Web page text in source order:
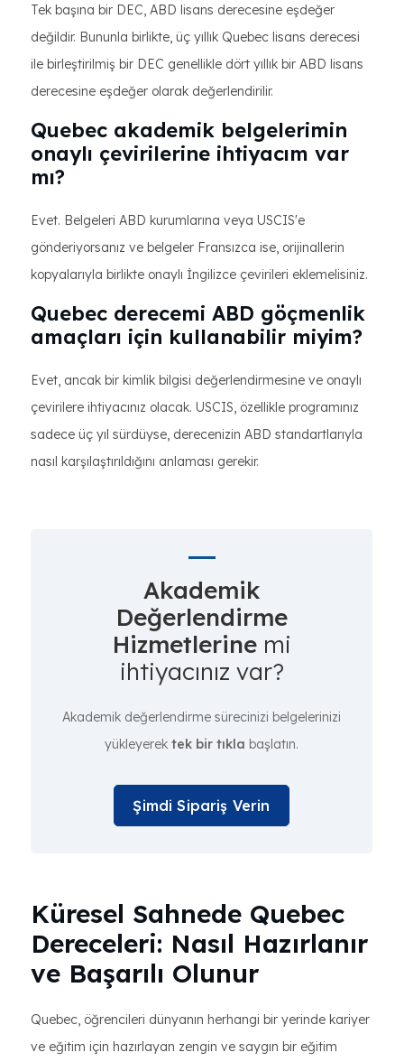
Tek başına bir DEC, ABD lisans derecesine eşdeğer
değildir. Bununla birlikte, üç yıllık Quebec lisans derecesi
ile birleştirilmiş bir DEC genellikle dört yıllık bir ABD lisans
derecesine eşdeğer olarak değerlendirilir.
Quebec akademik belgelerimin
onaylı çevirilerine ihtiyacım var
mı?
Evet. Belgeleri ABD kurumlarına veya USCIS'e
gönderiyorsanız ve belgeler Fransızca ise, orijinallerin
kopyalarıyla birlikte onaylı İngilizce çevirileri eklemelisiniz.
Quebec derecemi ABD göçmenlik
amaçları için kullanabilir miyim?
Evet, ancak bir kimlik bilgisi değerlendirmesine ve onaylı
çevirilere ihtiyacınız olacak. USCIS, özellikle programınız
sadece üç yıl sürdüyse, derecenizin ABD standartlarıyla
nasıl karşılaştırıldığını anlaması gerekir.
Akademik
Değerlendirme
Hizmetlerinemi
ihtiyacınız var?
Akademik değerlendirme sürecinizi belgelerinizi
yükleyerek tek bir tıkla başlatın.
Şimdi Sipariş Verin
Küresel Sahnede Quebec
Dereceleri: Nasıl Hazırlanır
ve Başarılı Olunur
Quebec, öğrencileri dünyanın herhangi bir yerinde kariyer
ve eğitim için hazırlayan zengin ve saygın bir eğitim